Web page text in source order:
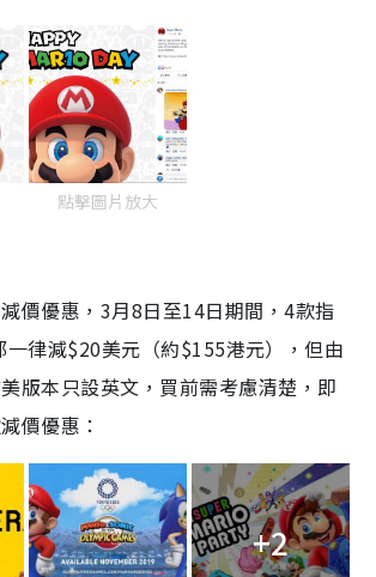
點擊圖片放大
價優惠，3月8日至14日期間，4款指
律減$20美元（約$155港元），但由
版本只設英文，買前需考慮清楚 ， 即
價優惠：
+2